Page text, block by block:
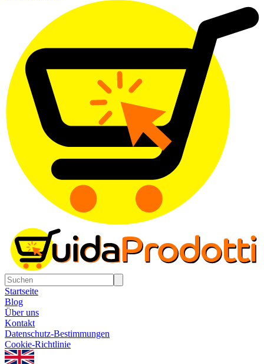
Startseite
Blog
Über uns
Kontakt
Datenschutz-Bestimmungen
Cookie-Richtlinie